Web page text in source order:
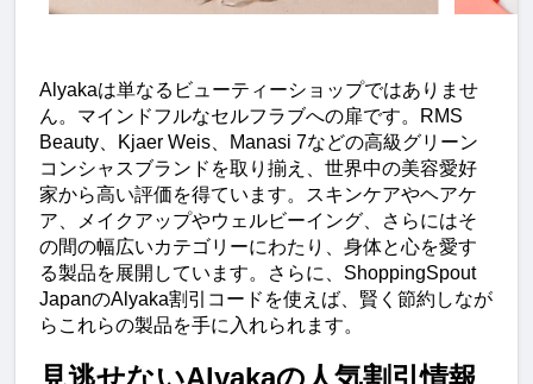
Alyakaは単なるビューティーショップではありませ
ん。マインドフルなセルフラブへの扉です。RMS
Beauty、Kjaer Weis、Manasi 7などの高級グリーン
コンシャスブランドを取り揃え、世界中の美容愛好
家から高い評価を得ています。スキンケアやヘアケ
ア、メイクアップやウェルビーイング、さらにはそ
の間の幅広いカテゴリーにわたり、身体と心を愛す
る製品を展開しています。さらに、ShoppingSpout
JapanのAlyaka割引コードを使えば、賢く節約しなが
らこれらの製品を手に入れられます。
見逃せないAlyakaの人気割引情報